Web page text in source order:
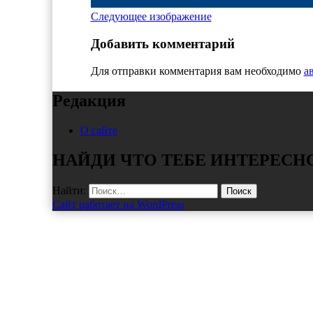
Следующее изображение
Добавить комментарий
Для отправки комментария вам необходимо
Редакция
О сайте
НАЙДИ ЧТО ТЕБЕ
Найти:
Сайт работает на WordPress